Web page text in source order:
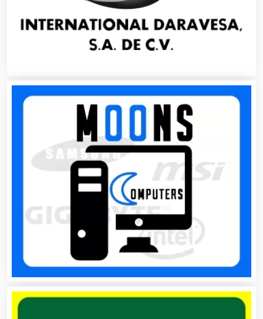
Asociaciones Civiles
Audio, Sonido e Iluminación
Audios para Eventos
Automatización